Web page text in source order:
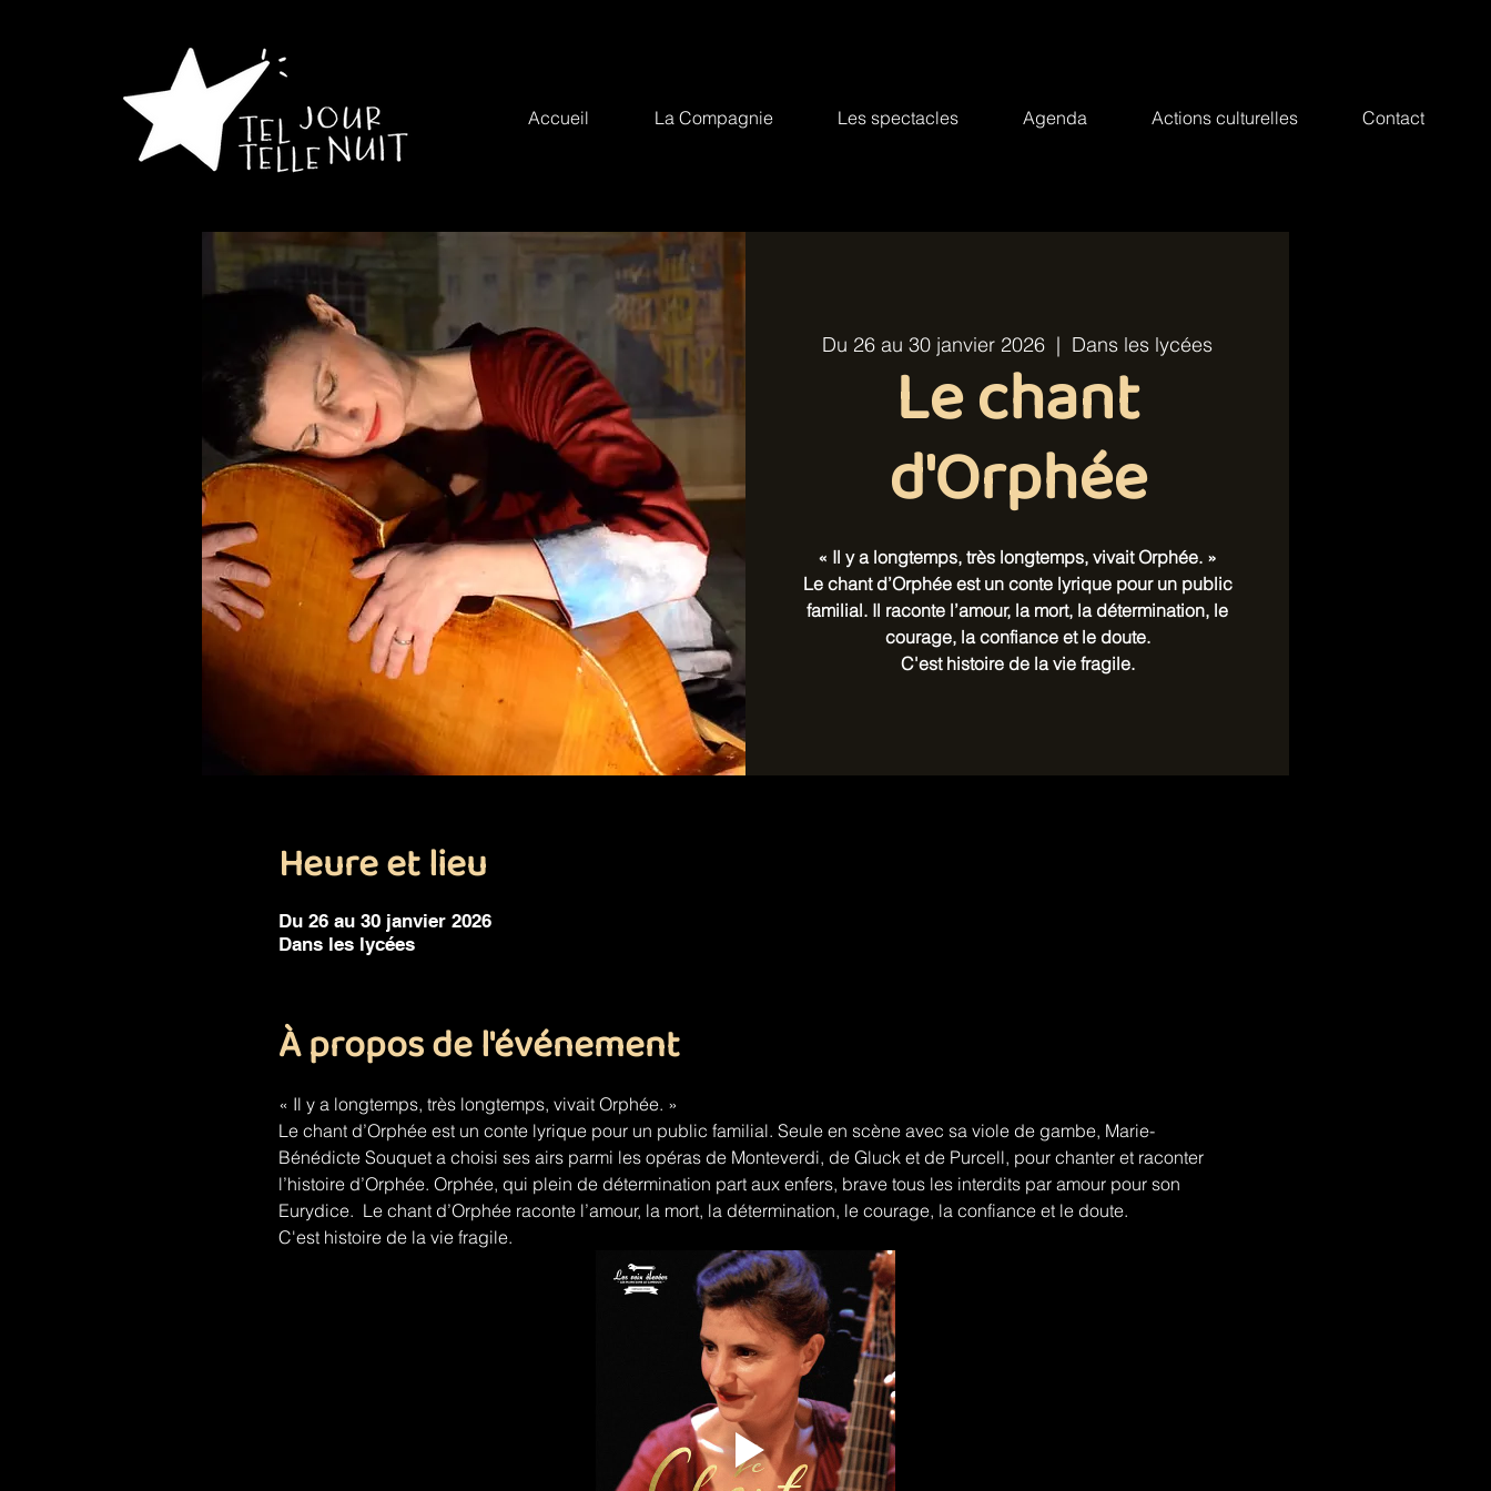
Accueil La Compagnie Les spectacles Agenda Actions culturelles Contact
Du 26 au 30 janvier 2026
  |
Dans les lycées
Le chant
d'Orphée
« Il y a longtemps, très longtemps, vivait Orphée. »
Le chant d’Orphée est un conte lyrique pour un public
familial. Il raconte l’amour, la mort, la détermination, le
courage, la confiance et le doute.
C'est histoire de la vie fragile.
Heure et lieu
Du 26 au 30 janvier 2026
Dans les lycées
À propos de l'événement
« Il y a longtemps, très longtemps, vivait Orphée. »
Le chant d’Orphée est un conte lyrique pour un public familial. Seule en scène avec sa viole de gambe, Marie-
Bénédicte Souquet a choisi ses airs parmi les opéras de Monteverdi, de Gluck et de Purcell, pour chanter et raconter
l’histoire d’Orphée. Orphée, qui plein de détermination part aux enfers, brave tous les interdits par amour pour son
Eurydice.  Le chant d’Orphée raconte l’amour, la mort, la détermination, le courage, la confiance et le doute.
C'est histoire de la vie fragile.